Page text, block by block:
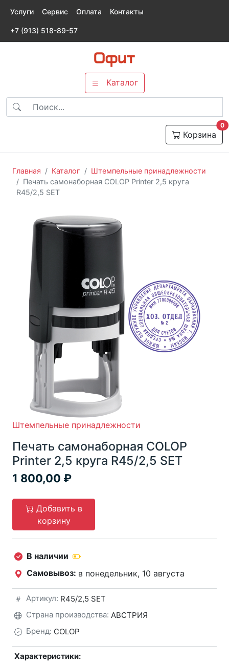
Услуги Сервис Оплата Контакты
+7 (913) 518-89-57
Каталог
Корзина
0
Главная Каталог
Штемпельные принадлежности
Печать самонаборная COLOP Printer 2,5 круга
R45/2,5 SET
Штемпельные принадлежности
Печать самонаборная COLOP
Printer 2,5 круга R45/2,5 SET
1 800,00
Добавить в
корзину
В наличии
Самовывоз: в понедельник, 10 августа
Артикул: R45/2,5 SET
Страна производства: АВСТРИЯ
Бренд: COLOP
Характеристики: